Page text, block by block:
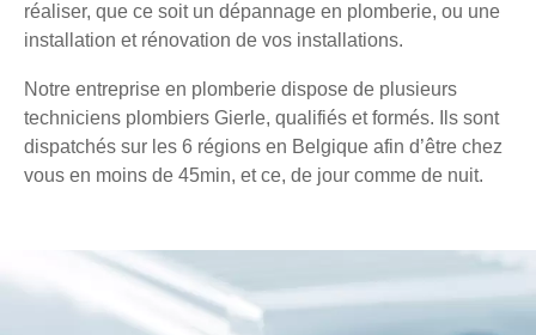
réaliser, que ce soit un dépannage en plomberie, ou une
installation et rénovation de vos installations.
Notre entreprise en plomberie dispose de plusieurs
techniciens plombiers Gierle, qualifiés et formés. Ils sont
dispatchés sur les 6 régions en Belgique afin d’être chez
vous en moins de 45min, et ce, de jour comme de nuit.